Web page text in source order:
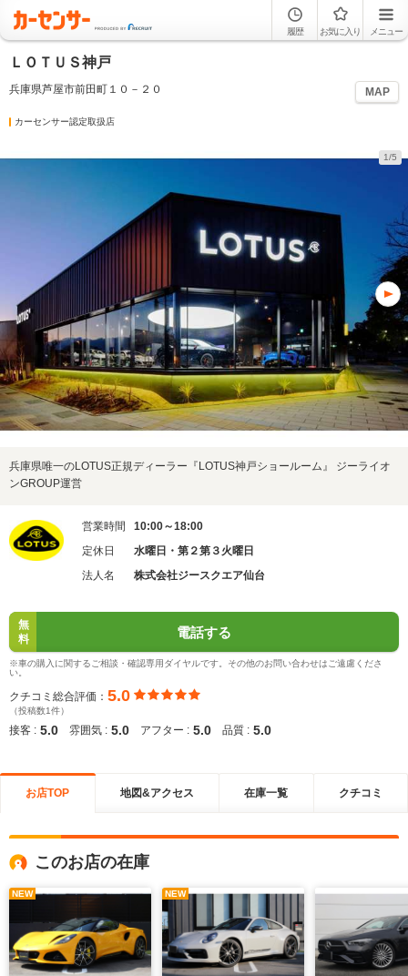
履歴 お気に入り メニュー
ＬＯＴＵＳ神戸
兵庫県芦屋市前田町１０－２０ MAP
カーセンサー認定取扱店
1/5
兵庫県唯一のLOTUS正規ディーラー『LOTUS神戸ショールーム』 ジーライオ
ンGROUP運営
営業時間
10:00～18:00
定休日
水曜日・第２第３火曜日
法人名
株式会社ジースクエア仙台
無
料
電話する
※車の購入に関するご相談・確認専用ダイヤルです。その他のお問い合わせはご遠慮くださ
い。
クチコミ総合評価： 5.0
（投稿数1件）
接客 : 5.0 雰囲気 : 5.0 アフター : 5.0 品質 : 5.0
お店TOP 地図&アクセス 在庫一覧 クチコミ
このお店の在庫
NEW NEW